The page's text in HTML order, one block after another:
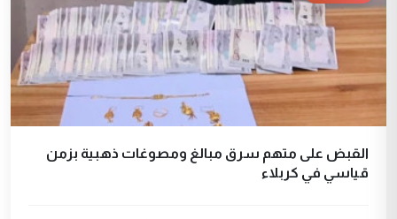
القبض على متهم سرق مبالغ ومصوغات ذهبية بزمن
قياسي في كربلاء